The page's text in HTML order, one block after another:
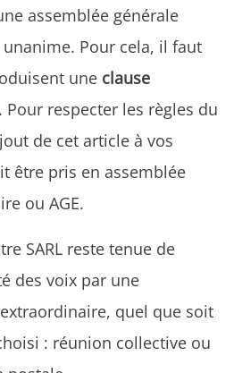
assemblée générale
Pour cela, il faut
une clause
Pour respecter les règles du
de cet article à vos
être pris en assemblée
ou AGE.
SARL reste tenue de
des voix par une
quel que soit
: réunion collective ou